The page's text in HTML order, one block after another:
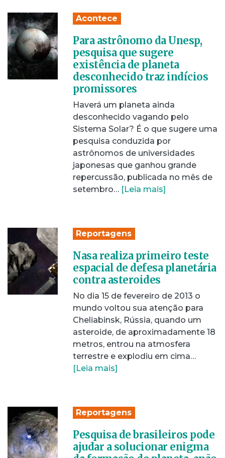
Acontece
Para astrônomo da Unesp,
pesquisa que sugere
existência de planeta
desconhecido traz indícios
promissores
Haverá um planeta ainda
desconhecido vagando pelo
Sistema Solar? É o que sugere uma
pesquisa conduzida por
astrônomos de universidades
japonesas que ganhou grande
repercussão, publicada no mês de
setembro… [Leia mais]
Reportagens
Nasa realiza primeiro teste
espacial de defesa planetária
contra asteroides
No dia 15 de fevereiro de 2013 o
mundo voltou sua atenção para
Cheliabinsk, Rússia, quando um
asteroide, de aproximadamente 18
metros, entrou na atmosfera
terrestre e explodiu em cima…
[Leia mais]
Reportagens
Pesquisa de brasileiros pode
ajudar a solucionar enigma